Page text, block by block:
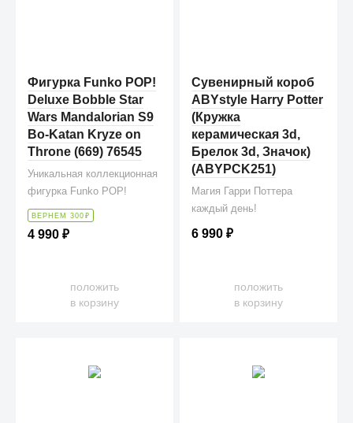
Фигурка Funko POP!
Deluxe Bobble Star
Wars Mandalorian S9
Bo-Katan Kryze on
Throne (669) 76545
Уникальная коллекционная
фигурка Funko POP!
ВЕРНЕМ 300 ₽
4 990₽
положить
в корзину
Сувенирный короб
ABYstyle Harry Potter
(Кружка
керамическая 3d,
Брелок 3d, Значок)
(ABYPCK251)
Магия Гарри Поттера
каждый день!
6 990₽
положить
в корзину